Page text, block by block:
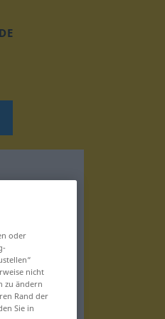
DE
oder
nicht
zu ändern
Rand der
Sie in